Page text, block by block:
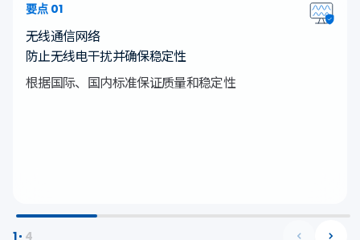
要点 01
无线通信网络
防止无线电干扰并确保稳定性
根据国际、国内标准保证质量和稳定性
1 4